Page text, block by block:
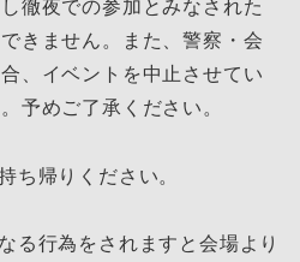
徹夜での参加とみなされた
きません。また、警察・会
、イベントを中止させてい
予めご了承ください。
ち帰りください。
る行為をされますと会場より